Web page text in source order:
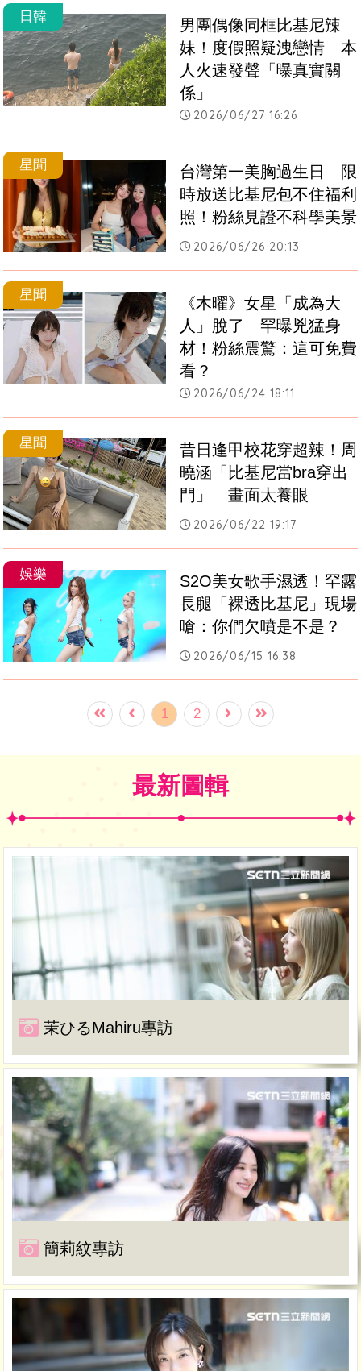
日韓
男團偶像同框比基尼辣
妹！度假照疑洩戀情　本
人火速發聲「曝真實關
係」
2026/06/27 16:26
星聞
台灣第一美胸過生日　限
時放送比基尼包不住福利
照！粉絲見證不科學美景
2026/06/26 20:13
星聞
《木曜》女星「成為大
人」脫了　罕曝兇猛身
材！粉絲震驚：這可免費
看？
2026/06/24 18:11
星聞
昔日逢甲校花穿超辣！周
曉涵「比基尼當bra穿出
門」　畫面太養眼
2026/06/22 19:17
娛樂
S2O美女歌手濕透！罕露
長腿「裸透比基尼」現場
嗆：你們欠噴是不是？
2026/06/15 16:38
1 2
最新圖輯
茉ひるMahiru專訪
簡莉紋專訪